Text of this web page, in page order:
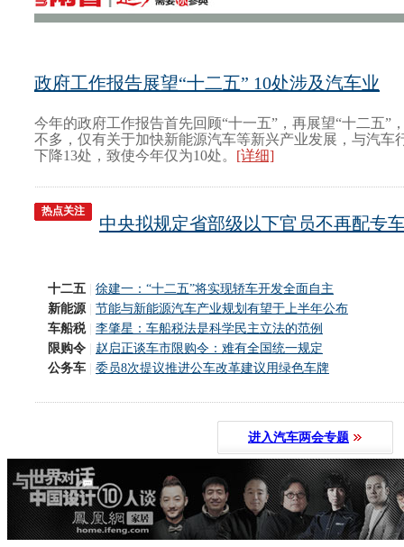
政府工作报告展望“十二五” 10处涉及汽车业
今年的政府工作报告首先回顾“十一五”，再展望“十二五”
不多，仅有关于加快新能源汽车等新兴产业发展，与汽车
下降13处，致使今年仅为10处。
[详细]
热点关注
中央拟规定省部级以下官员不再配专
十二五
徐建一：“十二五”将实现轿车开发全面自主
新能源| 节能与新能源汽车产业规划有望于上半年公布
车船税| 李肇星：车船税法是科学民主立法的范例
限购令
赵启正谈车市限购令：难有全国统一规定
公务车
委员8次提议推进公车改革建议用绿色车牌
进入汽车两会专题